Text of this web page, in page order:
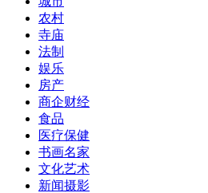
农村
寺庙
法制
娱乐
房产
商企财经
食品
医疗保健
书画名家
文化艺术
新闻摄影